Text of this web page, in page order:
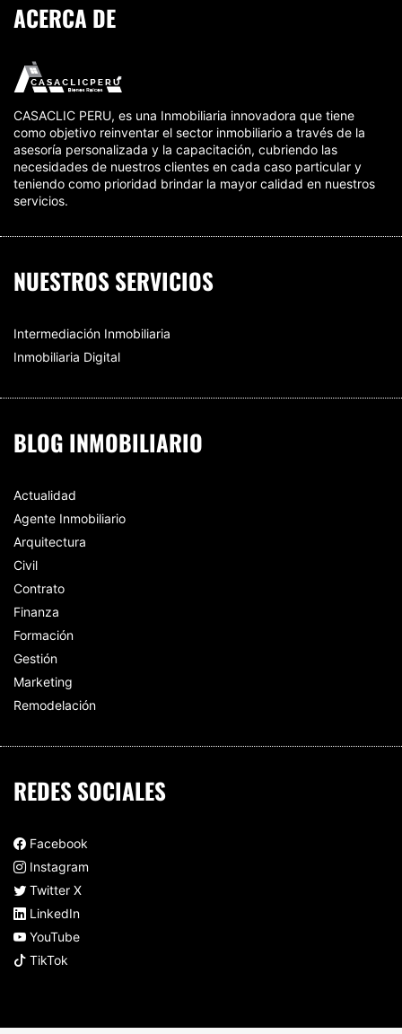
ACERCA DE
CASACLIC PERU, es una Inmobiliaria innovadora que tiene
como objetivo reinventar el sector inmobiliario a través de la
asesoría personalizada y la capacitación, cubriendo las
necesidades de nuestros clientes en cada caso particular y
teniendo como prioridad brindar la mayor calidad en nuestros
servicios.
NUESTROS SERVICIOS
Intermediación Inmobiliaria
Inmobiliaria Digital
BLOG INMOBILIARIO
Actualidad
Agente Inmobiliario
Arquitectura
Civil
Contrato
Finanza
Formación
Gestión
Marketing
Remodelación
REDES SOCIALES
Facebook
Instagram
Twitter X
LinkedIn
YouTube
TikTok